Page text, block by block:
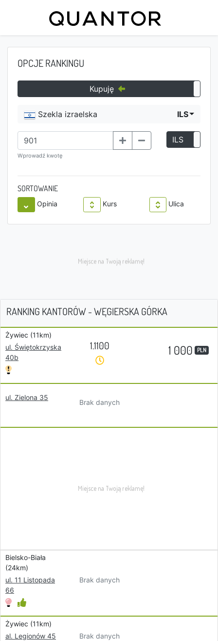
OPCJE RANKINGU
Kupuję
Szekla izraelska ILS
Wprowadź kwotę
ILS
SORTOWANIE
Opinia Kurs Ulica
RANKING KANTORÓW - WĘGIERSKA GÓRKA
Żywiec (11km)
ul. Świętokrzyska
40b
1.1100 1 000 PLN
ul. Zielona 35
Brak danych
Bielsko-Biała
(24km)
ul. 11 Listopada
66
Brak danych
Żywiec (11km)
al. Legionów 45
Brak danych